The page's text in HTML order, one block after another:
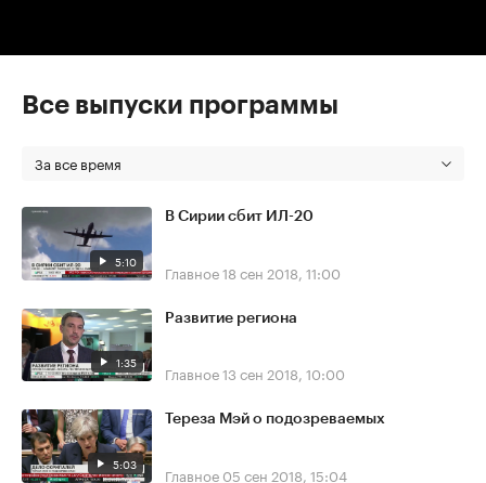
Все выпуски программы
За все время
5:10
В Сирии сбит ИЛ-20
Главное18 сен 2018, 11:00
1:35
Развитие региона
Главное13 сен 2018, 10:00
5:03
Тереза Мэй о подозреваемых
Главное 05 сен 2018, 15:04